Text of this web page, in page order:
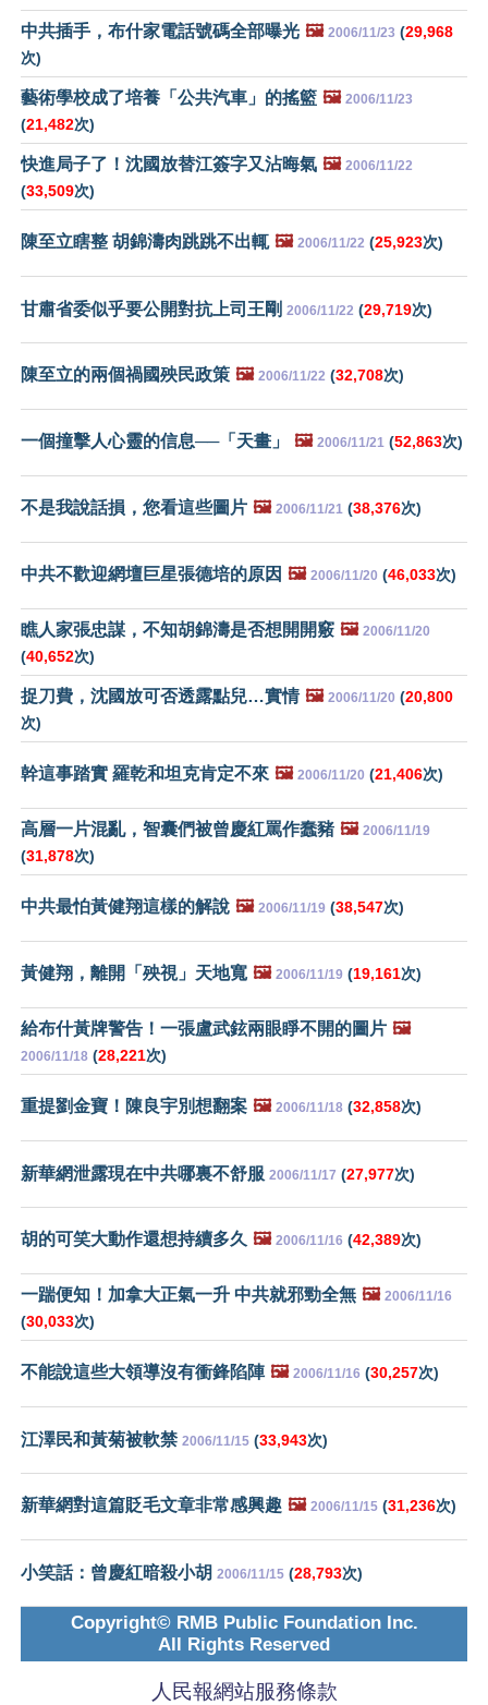
中共插手，布什家電話號碼全部曝光 🖼️ 2006/11/23 (29,968
次)
藝術學校成了培養「公共汽車」的搖籃 🖼️ 2006/11/23
(21,482次)
快進局子了！沈國放替江簽字又沾晦氣 🖼️ 2006/11/22
(33,509次)
陳至立瞎整 胡錦濤肉跳跳不出輒 🖼️ 2006/11/22 (25,923次)
甘肅省委似乎要公開對抗上司王剛 2006/11/22 (29,719次)
陳至立的兩個禍國殃民政策 🖼️ 2006/11/22 (32,708次)
一個撞擊人心靈的信息──「天畫」 🖼️ 2006/11/21 (52,863次)
不是我說話損，您看這些圖片 🖼️ 2006/11/21 (38,376次)
中共不歡迎網壇巨星張德培的原因 🖼️ 2006/11/20 (46,033次)
瞧人家張忠謀，不知胡錦濤是否想開開竅 🖼️ 2006/11/20
(40,652次)
捉刀費，沈國放可否透露點兒…實情 🖼️ 2006/11/20 (20,800
次)
幹這事踏實 羅乾和坦克肯定不來 🖼️ 2006/11/20 (21,406次)
高層一片混亂，智囊們被曾慶紅罵作蠢豬 🖼️ 2006/11/19
(31,878次)
中共最怕黃健翔這樣的解說 🖼️ 2006/11/19 (38,547次)
黃健翔，離開「殃視」天地寬 🖼️ 2006/11/19 (19,161次)
給布什黃牌警告！一張盧武鉉兩眼睜不開的圖片 🖼️
2006/11/18 (28,221次)
重提劉金寶！陳良宇別想翻案 🖼️ 2006/11/18 (32,858次)
新華網泄露現在中共哪裏不舒服 2006/11/17 (27,977次)
胡的可笑大動作還想持續多久 🖼️ 2006/11/16 (42,389次)
一踹便知！加拿大正氣一升 中共就邪勁全無 🖼️ 2006/11/16
(30,033次)
不能說這些大領導沒有衝鋒陷陣 🖼️ 2006/11/16 (30,257次)
江澤民和黃菊被軟禁 2006/11/15 (33,943次)
新華網對這篇貶毛文章非常感興趣 🖼️ 2006/11/15 (31,236次)
小笑話：曾慶紅暗殺小胡 2006/11/15 (28,793次)
Copyright© RMB Public Foundation Inc.
All Rights Reserved
人民報網站服務條款